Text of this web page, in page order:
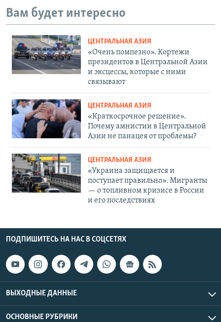
Вам будет интересно
ЦЕНТРАЛЬНАЯ АЗИЯ
«Очень помпезно». Кортежи
президентов в Центральной Азии
и эксцессы, которые с ними
связывают
ЦЕНТРАЛЬНАЯ АЗИЯ
«Краткосрочное решение».
Почему амнистии в Центральной
Азии не панацея от проблемы?
ЦЕНТРАЛЬНАЯ АЗИЯ
«Украина защищается и
поступает правильно». Мигранты
— о топливном кризисе в России
и его последствиях
ПОДПИШИТЕСЬ НА НАС В СОЦСЕТЯХ
ВЫХОДНЫЕ ДАННЫЕ
ОСНОВНЫЕ РУБРИКИ